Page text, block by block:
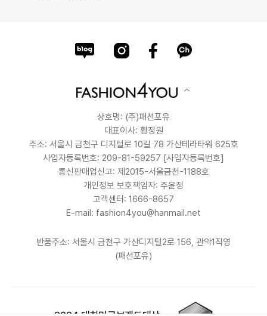
상호명: (주)패션포유
대표이사: 황정원
주소: 서울시 금천구 디지털로 10길 78 가산테라타워 625호
사업자등록번호: 209-81-59257 [사업자등록번호]
통신판매업신고: 제2015-서울금천-1188호
개인정보 보호책임자: 주윤정
고객센터: 1666-8657
E-mail: fashion4you@hanmail.net
반품주소: 서울시 금천구 가산디지털2로 156, 관악1직영
(패션포유)